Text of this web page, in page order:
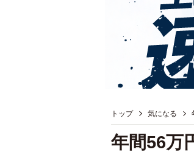
トップ 気になる
年間56万